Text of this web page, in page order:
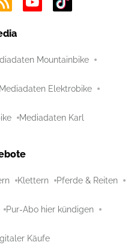
Mountainbike
Mediadaten Elektrobike
Mediadaten Karl
Klettern Pferde & Reiten
Pur-Abo hier kündigen
Käufe